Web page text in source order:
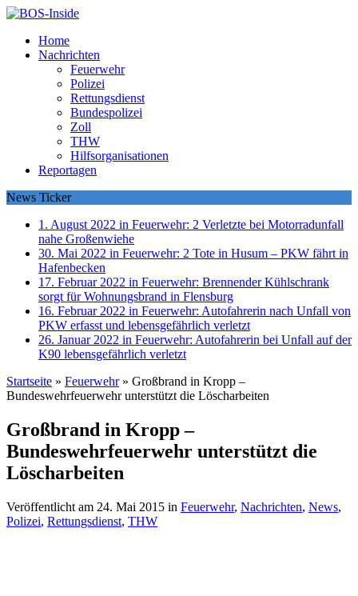
Home
Nachrichten
Feuerwehr
Polizei
Rettungsdienst
Bundespolizei
Zoll
THW
Hilfsorganisationen
Reportagen
News Ticker
1. August 2022 in Feuerwehr: 2 Verletzte bei Motorradunfall
nahe Großenwiehe
30. Mai 2022 in Feuerwehr: 2 Tote in Husum – PKW fährt in
Hafenbecken
17. Februar 2022 in Feuerwehr: Brennender Kühlschrank
sorgt für Wohnungsbrand in Flensburg
16. Februar 2022 in Feuerwehr: Autofahrerin nach Unfall von
PKW erfasst und lebensgefährlich verletzt
26. Januar 2022 in Feuerwehr: Autofahrerin bei Unfall auf der
K90 lebensgefährlich verletzt
Startseite » Feuerwehr » Großbrand in Kropp –
Bundeswehrfeuerwehr unterstützt die Löscharbeiten
Großbrand in Kropp –
Bundeswehrfeuerwehr unterstützt die
Löscharbeiten
Veröffentlicht am 24. Mai 2015 in Feuerwehr, Nachrichten, News,
Polizei, Rettungsdienst, THW